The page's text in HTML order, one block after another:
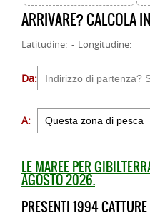
ARRIVARE? CALCOLA
Latitudine: - Longitudine:
Da:
A:
LE MAREE PER
AGOSTO 2026.
PRESENTI 1994